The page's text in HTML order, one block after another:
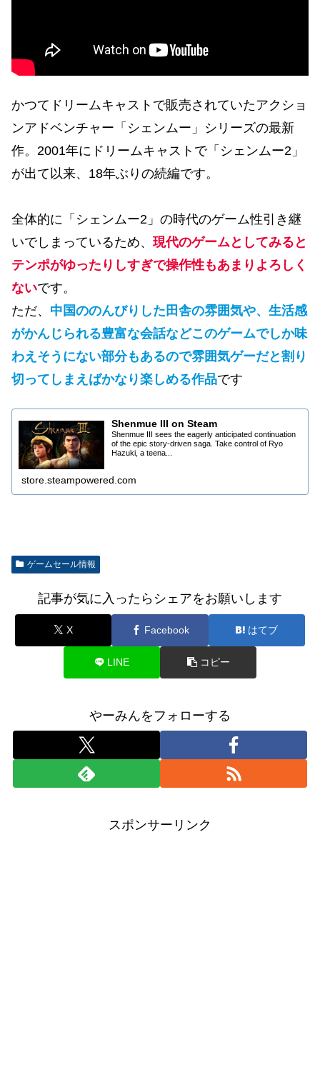
かつてドリームキャストで販売されていたアクショ
ンアドベンチャー「シェンムー」シリーズの最新
作。2001年にドリームキャストで「シェンムー2」
が出て以来、18年ぶりの続編です。
全体的に「シェンムー2」の時代のゲーム性引き継
いでしまっているため、 現代のゲームとしてみると
テンポがゆったりしすぎで操作性もあまりよろしく
ないです。
ただ、 中国ののんびりした田舎の雰囲気や、生活感
がかんじられる豊富な会話などこのゲームでしか味
わえそうにない部分もあるので雰囲気ゲーだと割り
切ってしまえばかなり楽しめる作品です
Shenmue III on Steam
Shenmue III sees the eagerly anticipated continuation
of the epic story-driven saga. Take control of Ryo
Hazuki, a teena...
store.steampowered.com
ゲームセール情報
記事が気に入ったらシェアをお願いします
X Facebook はてブ
LINE コピー
やーみんをフォローする
スポンサーリンク